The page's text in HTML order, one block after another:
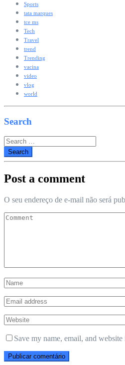
Sports
tata marques
tce ms
Tech
Travel
trend
Trending
vacina
video
vlog
world
Search
Search
for:
Post a comment
O seu endereço de e-mail não será
Save my name, email, and